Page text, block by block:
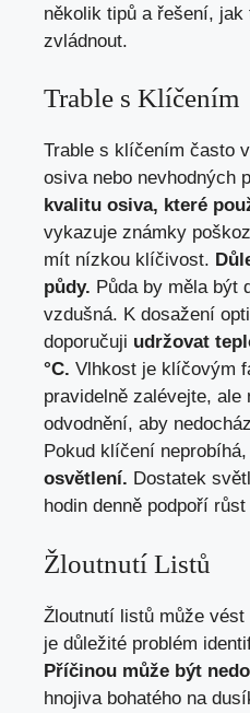
několik tipů a řešení,
zvládnout.
Trable s Klíčením
Trable s klíčením často
osiva nebo nevhodných
kvalitu osiva, které
vykazuje známky
mít nízkou klíčivost.
půdy. Půda by měla být
vzdušná. K dosažení
doporučuji udržovat
°C. Vlhkost je klíčovým
pravidelně zalévejte, ale
odvodnění, aby
Pokud klíčení neprobíhá,
osvětlení. Dostatek
hodin denně podpoří
Žloutnutí Listů
Žloutnutí listů může
je důležité problém
Příčinou může být
hnojiva bohatého na